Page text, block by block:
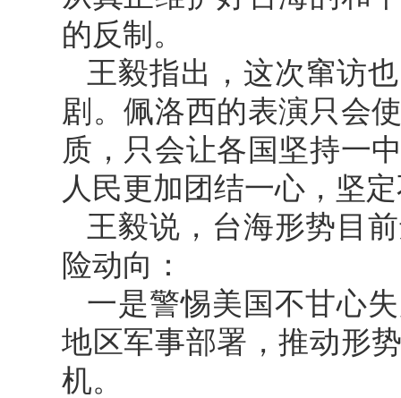
的反制。
王毅指出，这次窜访
剧。佩洛西的表演只会
质，只会让各国坚持一
人民更加团结一心，坚
王毅说，台海形势目
险动向：
一是警惕美国不甘心
地区军事部署，推动形
机。